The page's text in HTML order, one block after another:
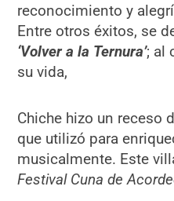
reconocimiento y
Entre otros éxitos, se
‘Volver a la Ternura’; al
su vida,
Chiche hizo un receso
que utilizó para
musicalmente. Este
Festival Cuna de